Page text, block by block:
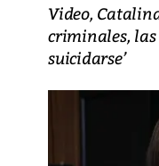
Video,
criminales, las
suicidarse’